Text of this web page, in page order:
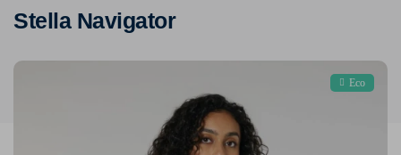
Stella Navigator
Eco